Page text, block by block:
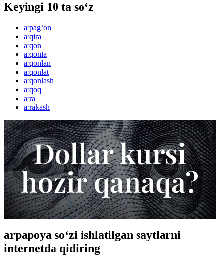
Keyingi 10 ta so‘z
arpag‘on
arqira
arqon
arqonla
arqonlan
arqonlat
arqonlash
arqoq
arra
arrakash
arpapoya so‘zi ishlatilgan saytlarni
internetda qidiring